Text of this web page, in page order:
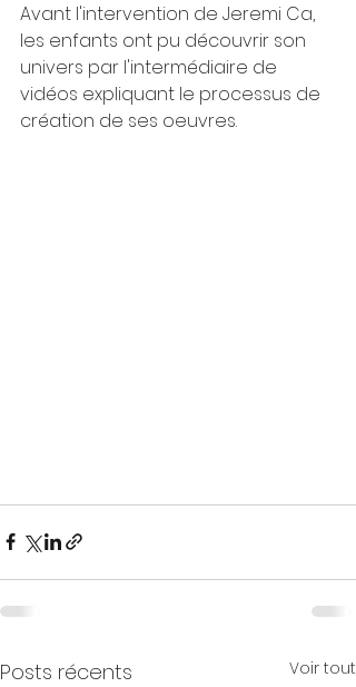
Avant l'intervention de Jeremi Ca,
les enfants ont pu découvrir son
univers par l'intermédiaire de
vidéos expliquant le processus de
création de ses oeuvres.
Posts récents Voir tout